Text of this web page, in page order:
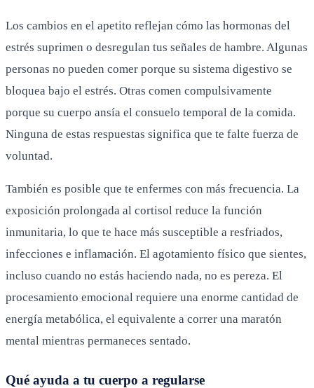
Los cambios en el apetito reflejan cómo las hormonas del
estrés suprimen o desregulan tus señales de hambre. Algunas
personas no pueden comer porque su sistema digestivo se
bloquea bajo el estrés. Otras comen compulsivamente
porque su cuerpo ansía el consuelo temporal de la comida.
Ninguna de estas respuestas significa que te falte fuerza de
voluntad.
También es posible que te enfermes con más frecuencia. La
exposición prolongada al cortisol reduce la función
inmunitaria, lo que te hace más susceptible a resfriados,
infecciones e inflamación. El agotamiento físico que sientes,
incluso cuando no estás haciendo nada, no es pereza. El
procesamiento emocional requiere una enorme cantidad de
energía metabólica, el equivalente a correr una maratón
mental mientras permaneces sentado.
Qué ayuda a tu cuerpo a regularse